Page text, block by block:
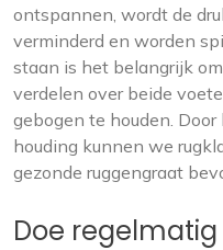
ontspannen, wordt de
verminderd en worden
staan is het belangrijk
verdelen over beide
gebogen te houden.
houding kunnen we
gezonde ruggengraat
Doe